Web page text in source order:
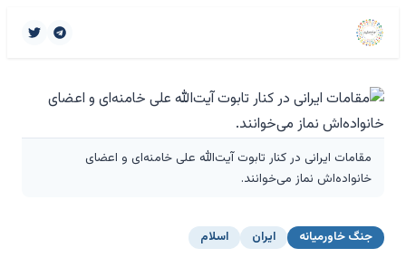
مقامات ایرانی در کنار تابوت آیت‌الله علی خامنه‌ای و اعضای
خانواده‌اش نماز می‌خوانند.
جنگ خاورمیانه ایران اسلام